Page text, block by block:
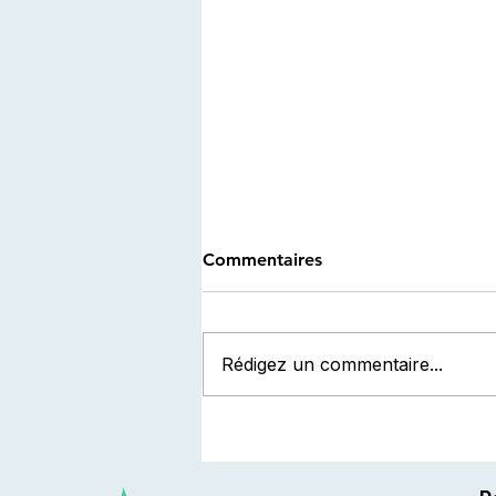
cosmétique : ce que prévoit
Commentaires
Rédigez un commentaire...